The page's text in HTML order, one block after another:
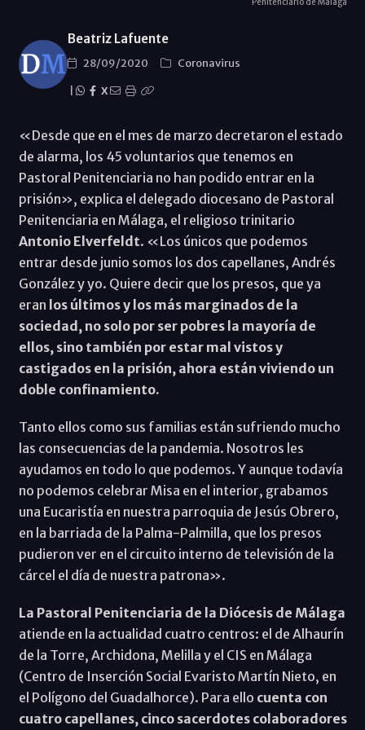
Beatriz Lafuente
28/09/2020
Coronavirus
X
«Desde que en el mes de marzo decretaron el estado
de alarma, los 45 voluntarios que tenemos en
Pastoral Penitenciaria no han podido entrar en la
prisión», explica el delegado diocesano de Pastoral
Penitenciaria en Málaga, el religioso trinitario
Antonio Elverfeldt. «Los únicos que podemos
entrar desde junio somos los dos capellanes, Andrés
González y yo. Quiere decir que los presos, que ya
eran los últimos y los más marginados de la
sociedad, no solo por ser pobres la mayoría de
ellos, sino también por estar mal vistos y
castigados en la prisión, ahora están viviendo un
doble confinamiento.
Tanto ellos como sus familias están sufriendo mucho
las consecuencias de la pandemia. Nosotros les
ayudamos en todo lo que podemos. Y aunque todavía
no podemos celebrar Misa en el interior, grabamos
una Eucaristía en nuestra parroquia de Jesús Obrero,
en la barriada de la Palma-Palmilla, que los presos
pudieron ver en el circuito interno de televisión de la
cárcel el día de nuestra patrona».
La Pastoral Penitenciaria de la Diócesis de Málaga
atiende en la actualidad cuatro centros: el de Alhaurín
de la Torre, Archidona, Melilla y el CIS en Málaga
(Centro de Inserción Social Evaristo Martín Nieto, en
el Polígono del Guadalhorce). Para ello cuenta con
cuatro capellanes, cinco sacerdotes colaboradores